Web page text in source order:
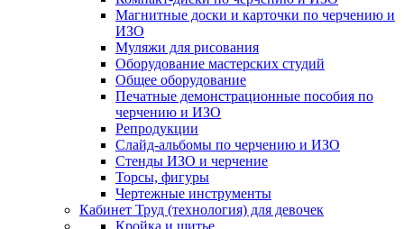
Магнитные доски и карточки по черчению и
ИЗО
Муляжи для рисования
Оборудование мастерских студий
Общее оборудование
Печатные демонстрационные пособия по
черчению и ИЗО
Репродукции
Слайд-альбомы по черчению и ИЗО
Стенды ИЗО и черчение
Торсы, фигуры
Чертежные инструменты
Кабинет Труд (технология) для девочек
Кройка и шитье